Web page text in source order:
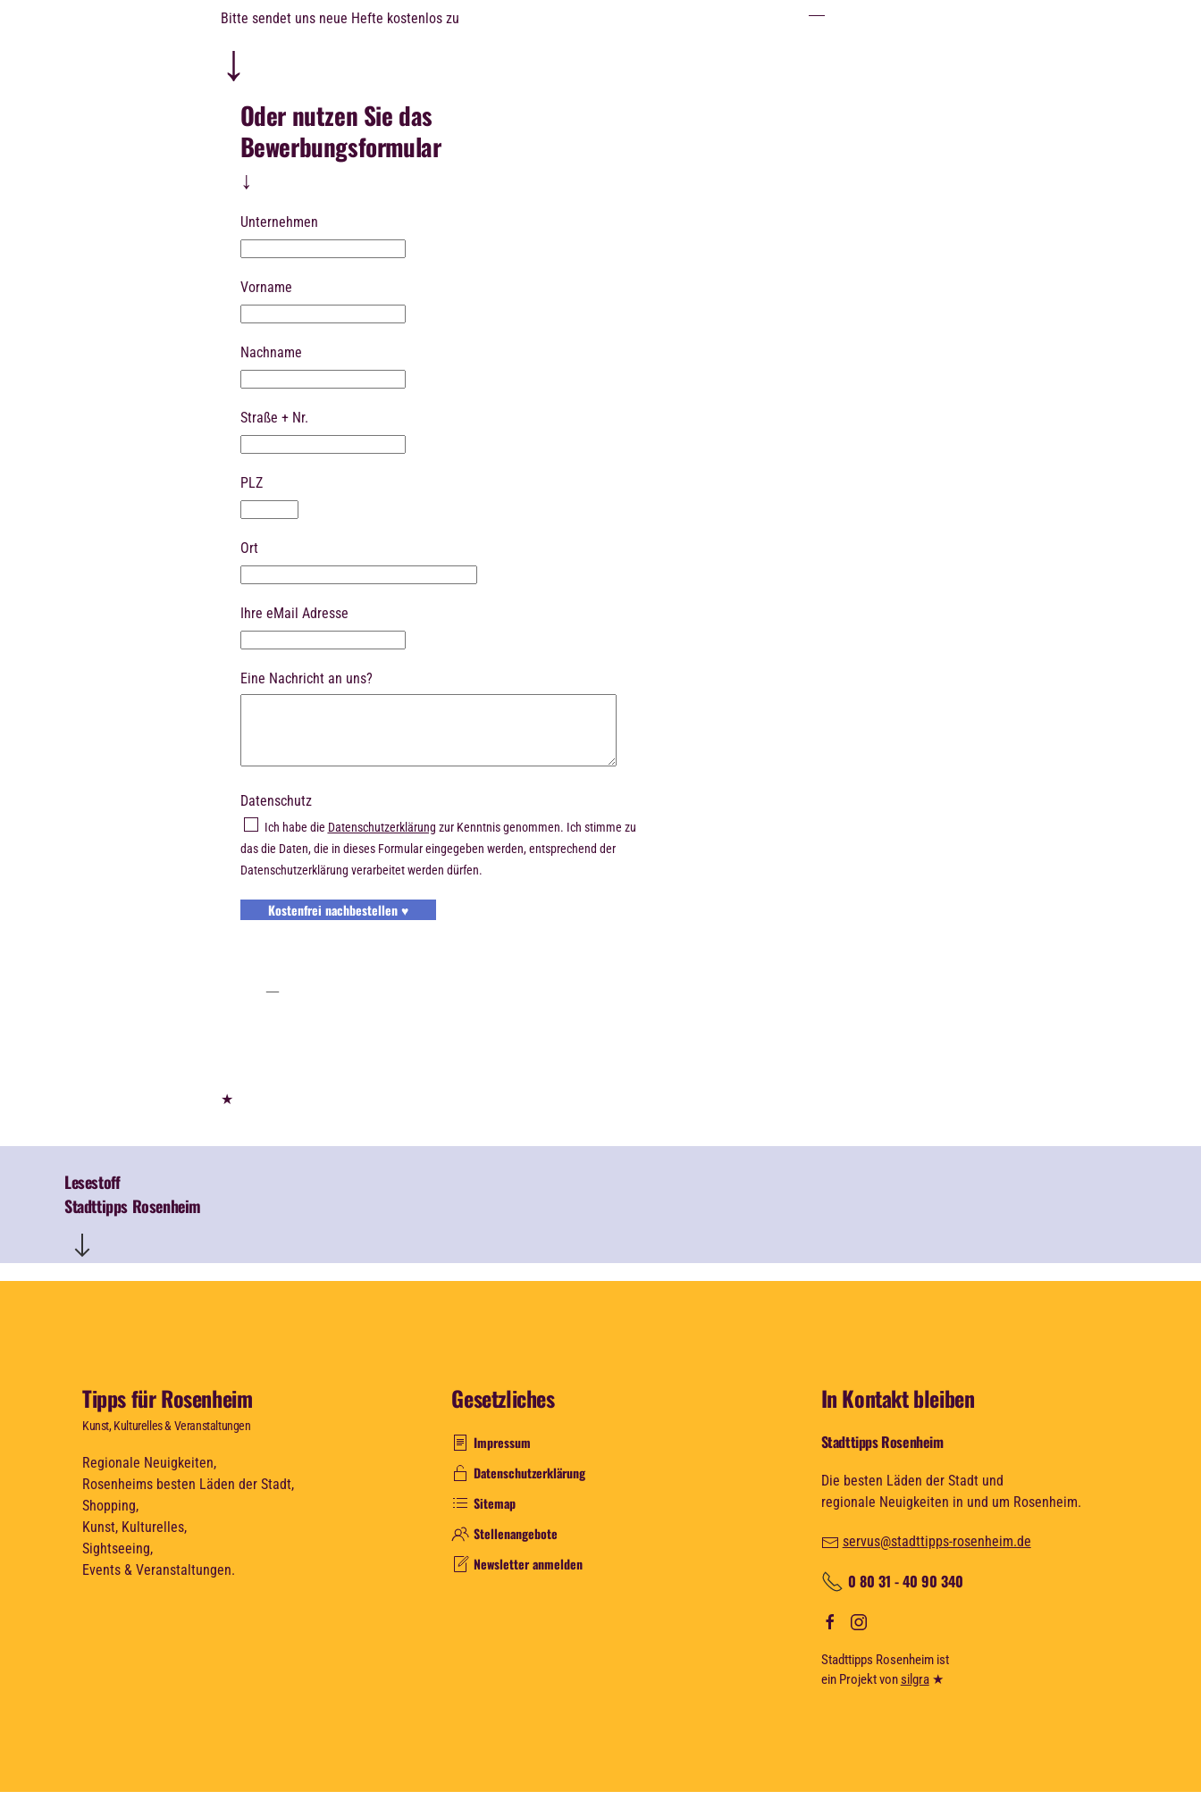
Bitte sendet uns neue Hefte kostenlos zu
↓
Oder nutzen Sie das
Bewerbungsformular
↓
Unternehmen
Vorname
Nachname
Straße + Nr.
PLZ
Ort
Ihre eMail Adresse
Eine Nachricht an uns?
Datenschutz
Ich habe die Datenschutzerklärung zur Kenntnis genommen. Ich stimme zu
das die Daten, die in dieses Formular eingegeben werden, entsprechend der
Datenschutzerklärung verarbeitet werden dürfen.
Kostenfrei nachbestellen ♥
★
Lesestoff
Stadttipps Rosenheim
Tipps für Rosenheim
Kunst, Kulturelles & Veranstaltungen
Regionale Neuigkeiten,
Rosenheims besten Läden der Stadt,
Shopping,
Kunst, Kulturelles,
Sightseeing,
Events & Veranstaltungen.
Gesetzliches
Impressum
Datenschutzerklärung
Sitemap
Stellenangebote
Newsletter anmelden
In Kontakt bleiben
Stadttipps Rosenheim
Die besten Läden der Stadt und
regionale Neuigkeiten in und um Rosenheim.
servus@stadttipps-rosenheim.de
0 80 31 - 40 90 340
Stadttipps Rosenheim ist
ein Projekt von silgra★